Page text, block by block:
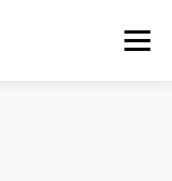
Menu